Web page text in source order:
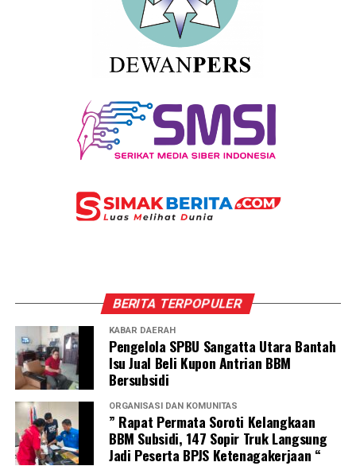
BERITA TERPOPULER
KABAR DAERAH
Pengelola SPBU Sangatta Utara Bantah
Isu Jual Beli Kupon Antrian BBM
Bersubsidi
ORGANISASI DAN KOMUNITAS
” Rapat Permata Soroti Kelangkaan
BBM Subsidi, 147 Sopir Truk Langsung
Jadi Peserta BPJS Ketenagakerjaan “